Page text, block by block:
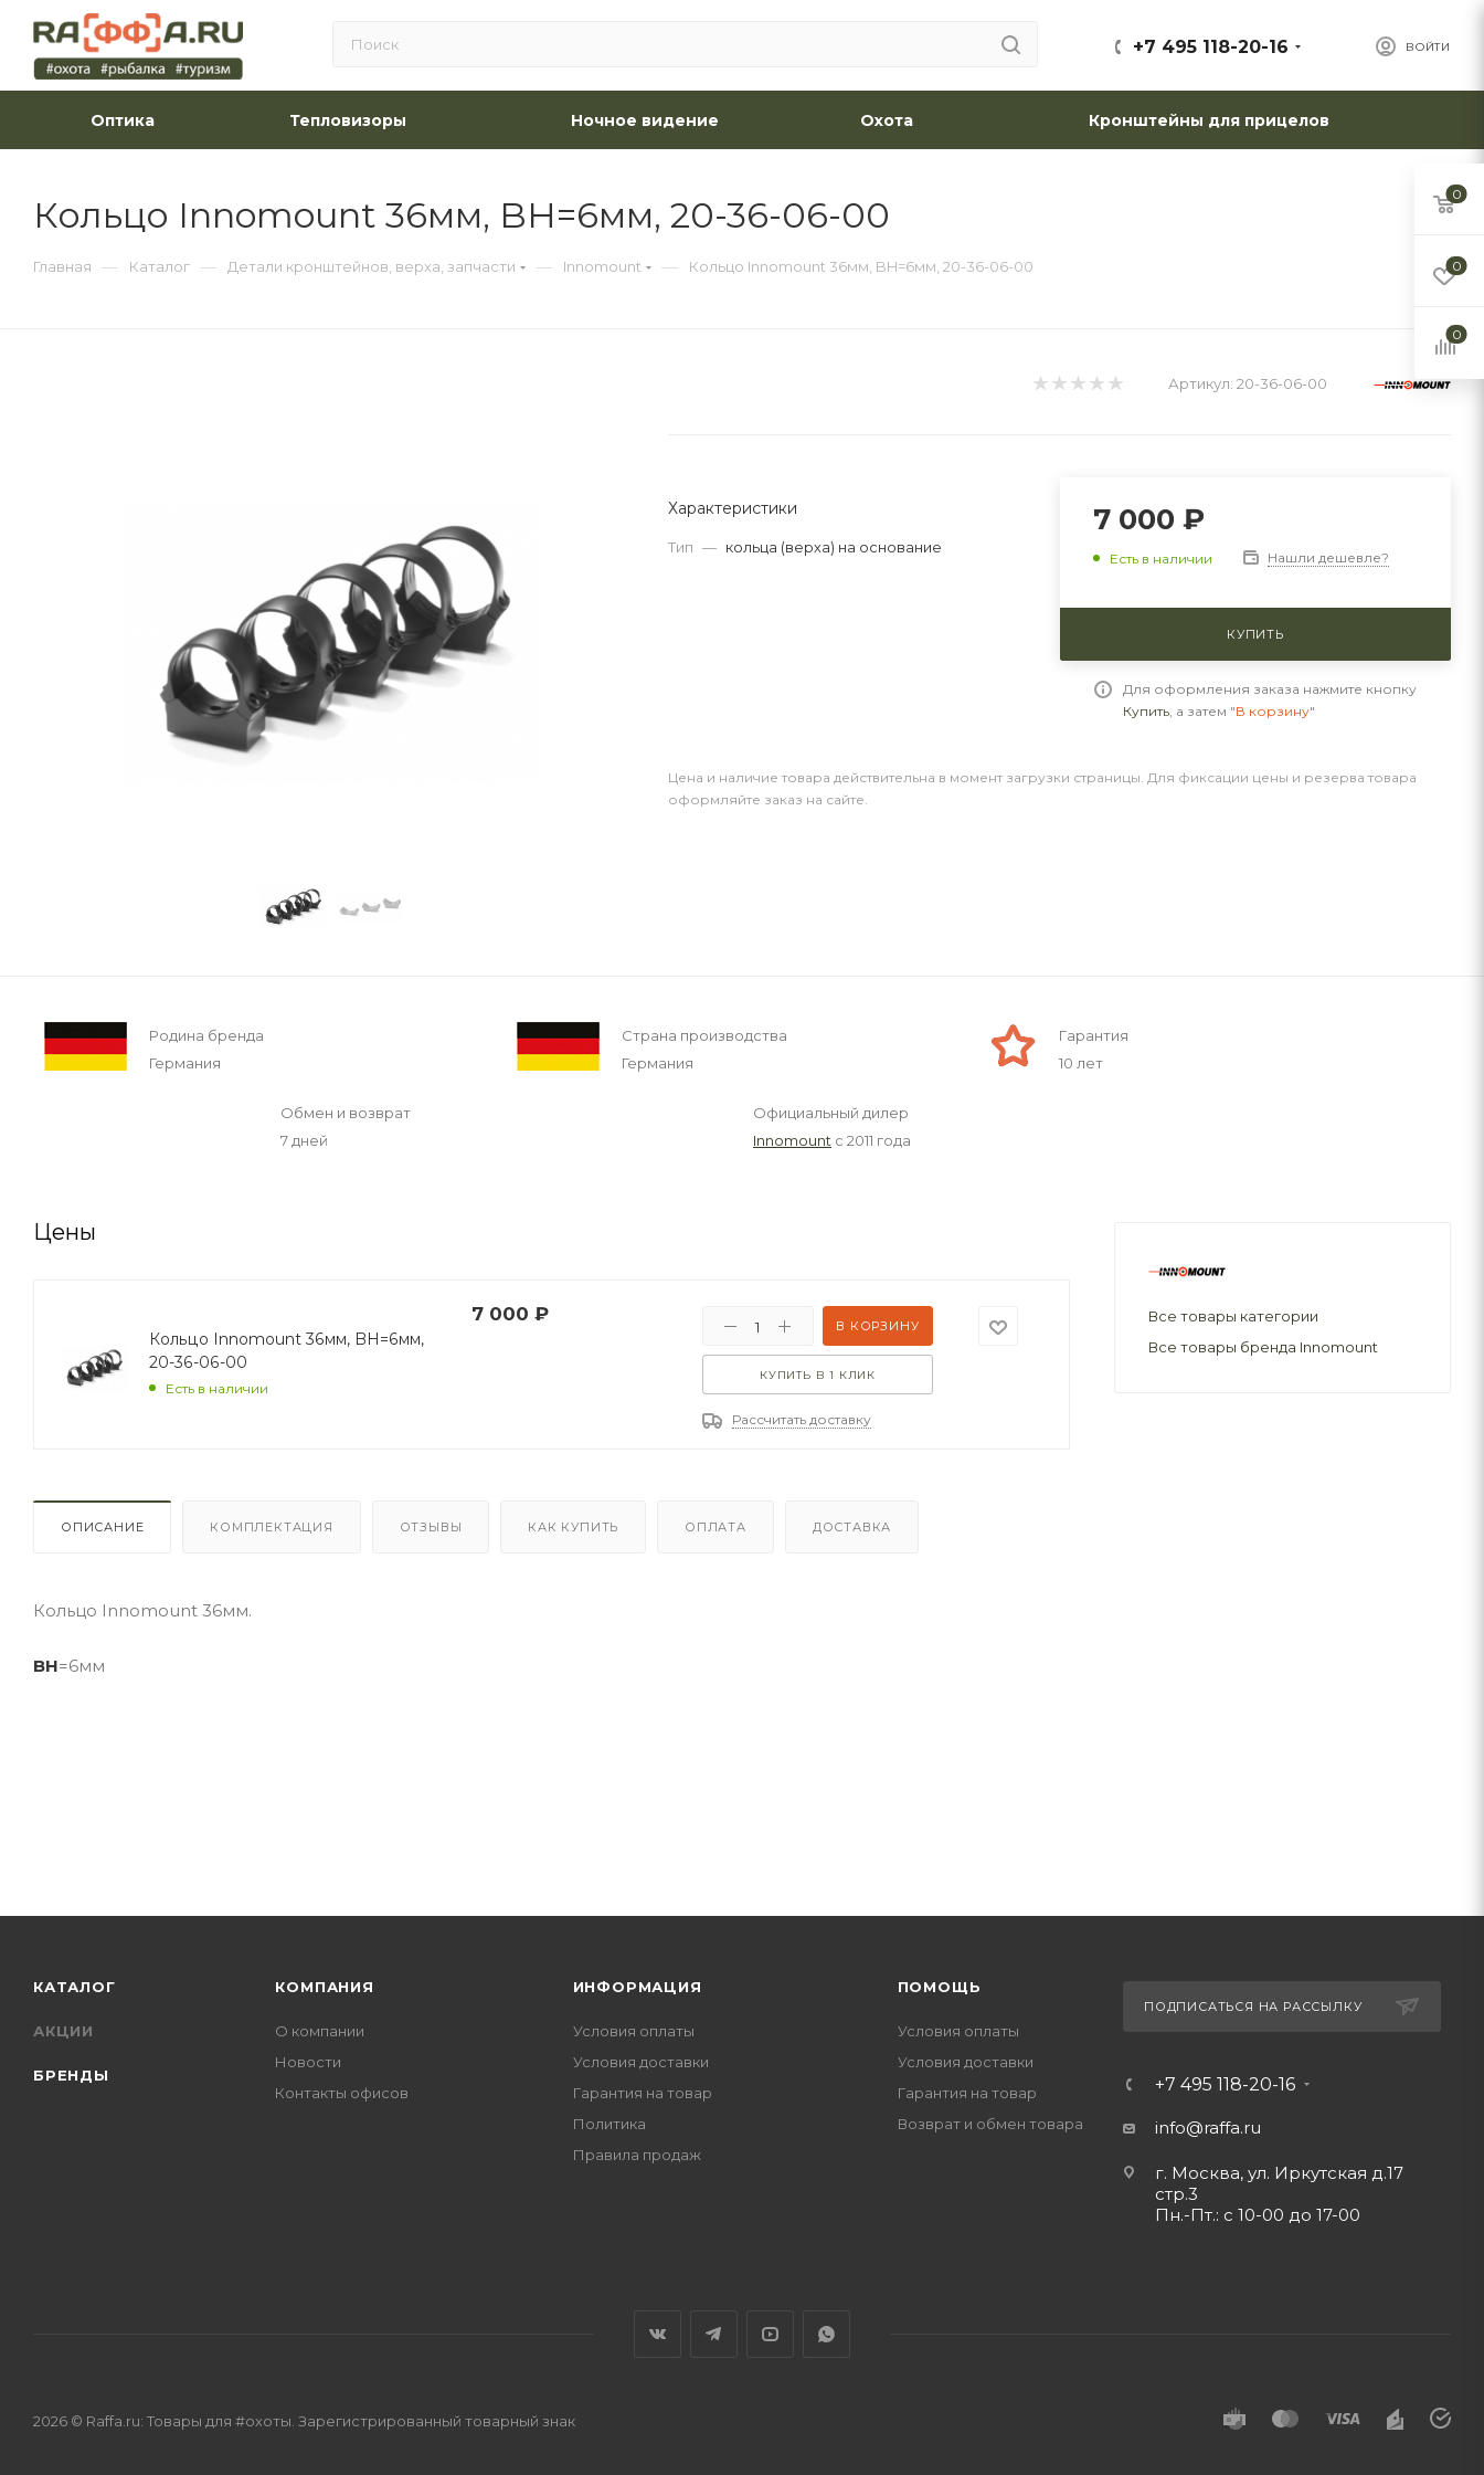
ВОЙТИ
+7 495 118-20-16
Оптика Тепловизоры Ночное видение Охота Кронштейны для прицелов
Кольцо Innomount 36мм, BH=6мм, 20-36-06-00
Главная — Каталог — Детали кронштейнов, верха, запчасти — Innomount — Кольцо Innomount 36мм, BH=6мм, 20-36-06-00
Артикул: 20-36-06-00
Характеристики
Тип — кольца (верха) на основание
7 000 ₽
Есть в наличии Нашли дешевле?
КУПИТЬ
Для оформления заказа нажмите кнопку
Купить, а затем "В корзину"
Цена и наличие товара действительна в момент загрузки страницы. Для фиксации цены и резерва товара
оформляйте заказ на сайте.
Родина бренда
Германия
Страна производства
Германия
Гарантия
10 лет
Обмен и возврат
7 дней
Официальный дилер
Innomount с 2011 года
Цены
Кольцо Innomount 36мм, BH=6мм,
20-36-06-00
Есть в наличии
7 000 ₽
В КОРЗИНУ
КУПИТЬ В 1 КЛИК
Рассчитать доставку
ОПИСАНИЕ КОМПЛЕКТАЦИЯ ОТЗЫВЫ КАК КУПИТЬ ОПЛАТА ДОСТАВКА
Кольцо Innomount 36мм.
BH=6мм
Все товары категории
Все товары бренда Innomount
КАТАЛОГ
АКЦИИ
БРЕНДЫ
КОМПАНИЯ
О компании
Новости
Контакты офисов
ИНФОРМАЦИЯ
Условия оплаты
Условия доставки
Гарантия на товар
Политика
Правила продаж
ПОМОЩЬ
Условия оплаты
Условия доставки
Гарантия на товар
Возврат и обмен товара
ПОДПИСАТЬСЯ НА РАССЫЛКУ
+7 495 118-20-16
info@raffa.ru
г. Москва, ул. Иркутская д.17
стр.3
Пн.-Пт.: с 10-00 до 17-00
2026 © Raffa.ru: Товары для #охоты. Зарегистрированный товарный знак
0
0
0